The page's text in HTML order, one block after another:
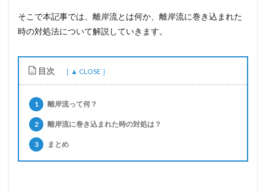
そこで本記事では、離岸流とは何か、離岸流に巻き込まれた
時の対処法について解説していきます。
目次
1 離岸流って何？
2 離岸流に巻き込まれた時の対処は？
3 まとめ